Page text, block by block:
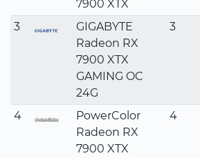
7900 XTX
3
GIGABYTE
Radeon RX
7900 XTX
GAMING OC
24G
3
4
PowerColor
Radeon RX
7900 XTX
4